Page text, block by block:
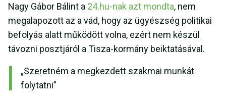
Nagy Gábor Bálint a 24.hu-nak azt mondta, nem
megalapozott az a vád, hogy az ügyészség politikai
befolyás alatt működött volna, ezért nem készül
távozni posztjáról a Tisza-kormány beiktatásával.
„Szeretném a megkezdett szakmai munkát
folytatni”